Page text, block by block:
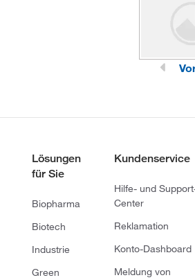
Lösungen
für Sie
Biopharma
Biotech
Industrie
Green
Kundenservice
Hilfe- und
Center
Reklamation
Konto-Dashboard
Meldung von